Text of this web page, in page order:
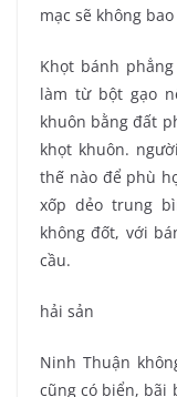
mạc sẽ không
Khọt bánh
làm từ bột gạo
khuôn bằng đất
khọt khuôn.
thế nào để phù
xốp dẻo trung
không đốt, với
cầu.
hải sản
Ninh Thuận
cũng có biển, bãi